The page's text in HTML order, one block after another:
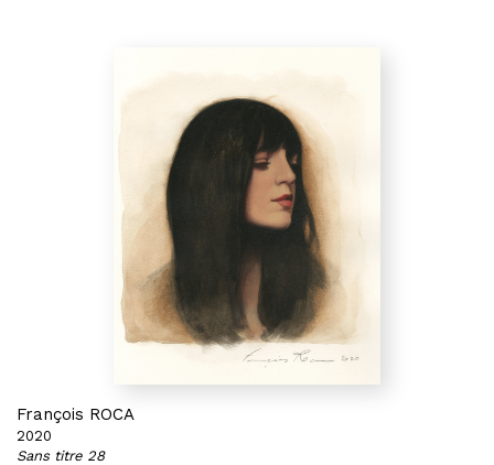
François ROCA
2020
Sans titre 28